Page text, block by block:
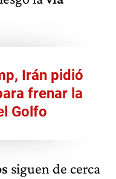
Irán pidió
frenar la
Golfo
siguen de cerca